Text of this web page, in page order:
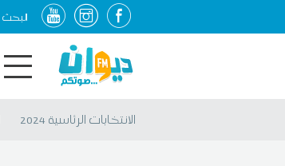
الانتخابات الرئاسية 2024